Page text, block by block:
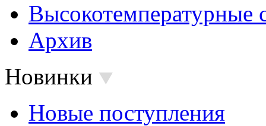
Высокотемпературные
Архив
Новинки
Новые поступления